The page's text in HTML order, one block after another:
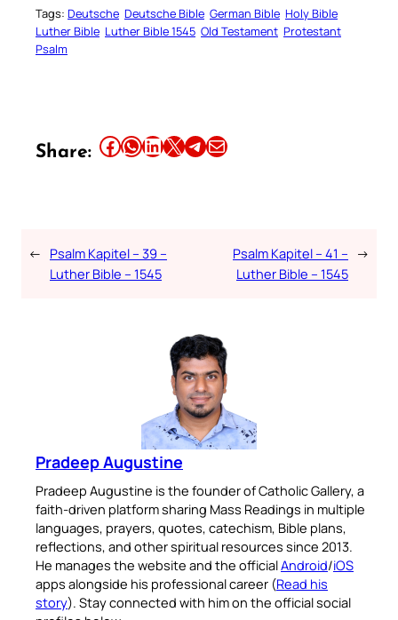
Tags: Deutsche Deutsche Bible German Bible Holy Bible
Luther Bible Luther Bible 1545 Old Testament Protestant
Psalm
Share: Share this article on Facebook Share this article on WhatsApp Share this article on LinkedIn Share this article on X Share this article on TelegramEmail this Article
← Psalm Kapitel – 39 –
Luther Bible – 1545
Psalm Kapitel – 41 –
Luther Bible – 1545
→
Pradeep Augustine
Pradeep Augustine is the founder of Catholic Gallery, a
faith-driven platform sharing Mass Readings in multiple
languages, prayers, quotes, catechism, Bible plans,
reflections, and other spiritual resources since 2013.
He manages the website and the officialAndroid/iOS
apps alongside his professional career (Read his
story). Stay connected with him on the official social